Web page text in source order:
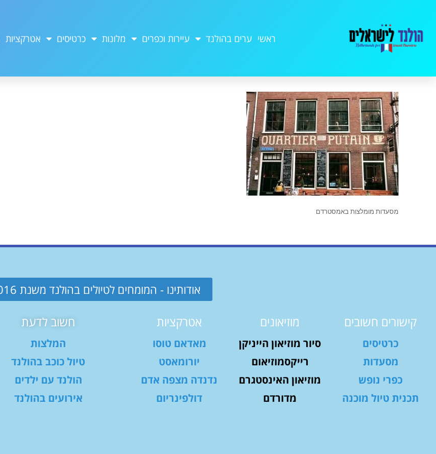
ראשי ערים בהולנד עיירות וכפרים מלונות כרטיסים אטרקציות
מסעדות מומלצות באמסטרדם
אודותינו - המומחים לטיולים בהולנד משנת 2016
קישורים חשובים
כרטיסים
מסעדות
כפרי נופש
תכנית טיול מוכנה
מוזיאונים
סיור מוזיאון הייניקן
רייקסמוזיאום
מוזיאון האינסטגרם
מדורדם
אטרקציות
מאדאם טוסו
יורומאסט
נדנדה מצפה אדם
דולפינריום
חשוב לדעת
המלצות
טיול כוכב בהולנד
הולנד עם ילדים
אירועים בהולנד